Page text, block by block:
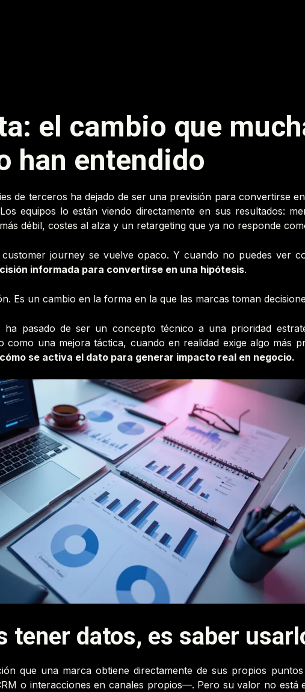
el cambio que
han entendido
de terceros ha dejado de ser una previsión para convertirse
Los equipos lo están viendo directamente en sus resultados:
débil, costes al alza y un retargeting que ya no responde
journey se vuelve opaco. Y cuando no puedes ver
informada para convertirse en una hipótesis.
Es un cambio en la forma en la que las marcas toman
ha pasado de ser un concepto técnico a una prioridad
como una mejora táctica, cuando en realidad exige algo más
se activa el dato para generar impacto real en negocio.
tener datos, es saber
que una marca obtiene directamente de sus propios
o interacciones en canales propios—. Pero su valor no está